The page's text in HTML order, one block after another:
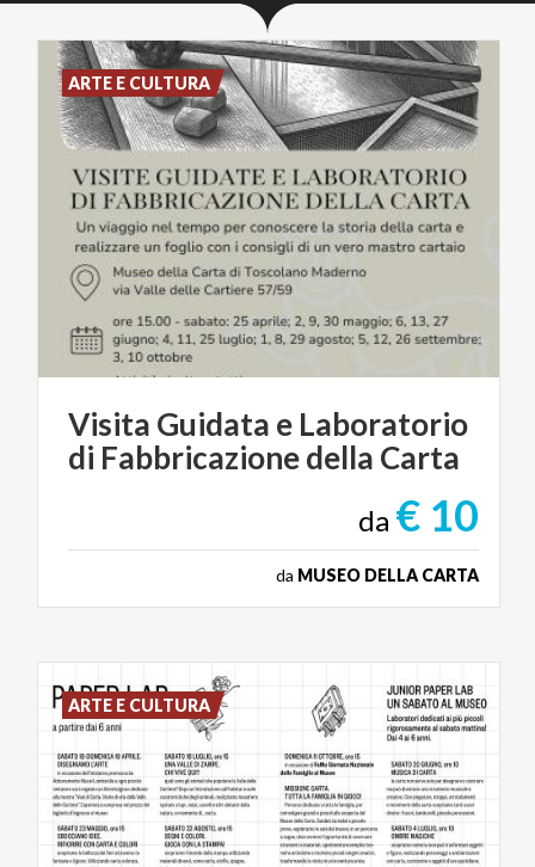
Visita Guidata e Laboratorio
di Fabbricazionedella Carta
da € 10
da MUSEO DELLA CARTA
ARTE E CULTURA
ARTE E CULTURA